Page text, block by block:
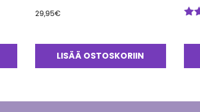
29,95€
LISÄÄ OSTOSKORIIN